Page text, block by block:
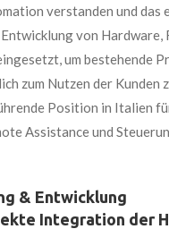
verstanden und das
von Hardware,
um bestehende
zum Nutzen der Kunden
Position in Italien
Assistance und
& Entwicklung
Integration der